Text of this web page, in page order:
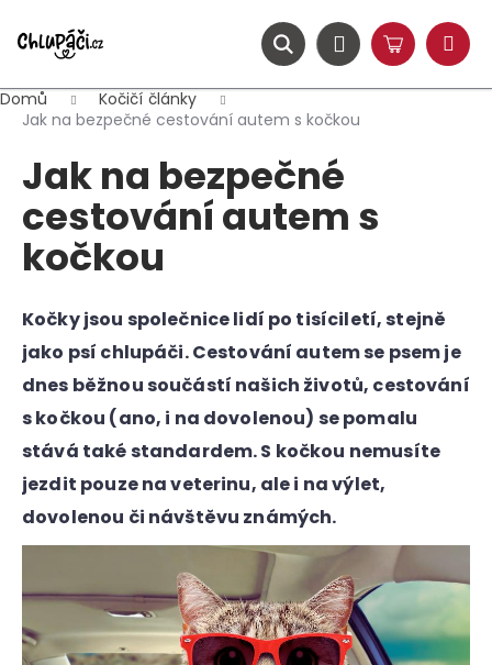
obsah
HledatPřihlášení
Nákupní
košík
Menu
Domů
Kočičí články
Jak na bezpečné cestování autem s kočkou
Jak na bezpečné
cestování autem s
kočkou
Kočky jsou společnice lidí po tisíciletí, stejně
jako psí chlupáči. Cestování autem se psem je
dnes běžnou součástí našich životů, cestování
s kočkou (ano, i na dovolenou) se pomalu
stává také standardem. S kočkou nemusíte
jezdit pouze na veterinu, ale i na výlet,
dovolenou či návštěvu známých.
í
ZPĚT
ZPĚT
C
p
o
t
ř
b
u
j
e
t
e
n
a
j
t
?